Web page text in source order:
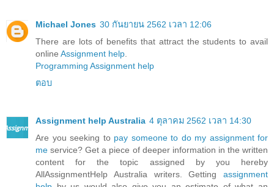
Michael Jones 30 กันยายน 2562 เวลา 12:06
There are lots of benefits that attract the students to avail
online Assignment help
Programming Assignment help
ตอบ
Assignment help Australia 4 ตุลาคม 2562 เวลา 14:30
Are you seeking to pay someone to do my assignment for
me service? Get a piece of deeper information in the written
content for the topic assigned by you hereby
AllAssignmentHelp Australia writers. Getting assignment